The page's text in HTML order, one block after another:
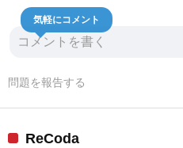
気軽にコメント
問題を報告する
ReCoda